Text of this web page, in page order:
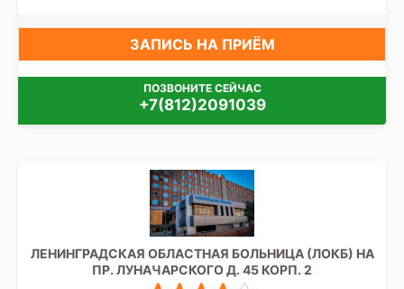
ЗАПИСЬ НА ПРИЁМ
ПОЗВОНИТЕ СЕЙЧАС
+7(812)2091039
ЛЕНИНГРАДСКАЯ ОБЛАСТНАЯ БОЛЬНИЦА (ЛОКБ) НА
ПР. ЛУНАЧАРСКОГО Д. 45 КОРП. 2